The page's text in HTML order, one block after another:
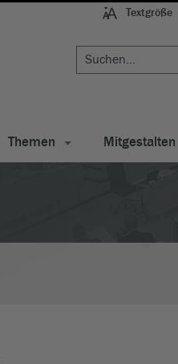
Textgröße
Themen Mitgestalten